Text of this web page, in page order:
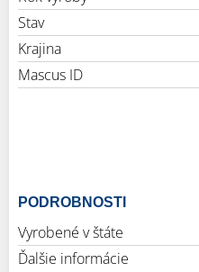
Stav
Krajina
Mascus ID
PODROBNOSTI
Vyrobené v štáte
Ďalšie informácie